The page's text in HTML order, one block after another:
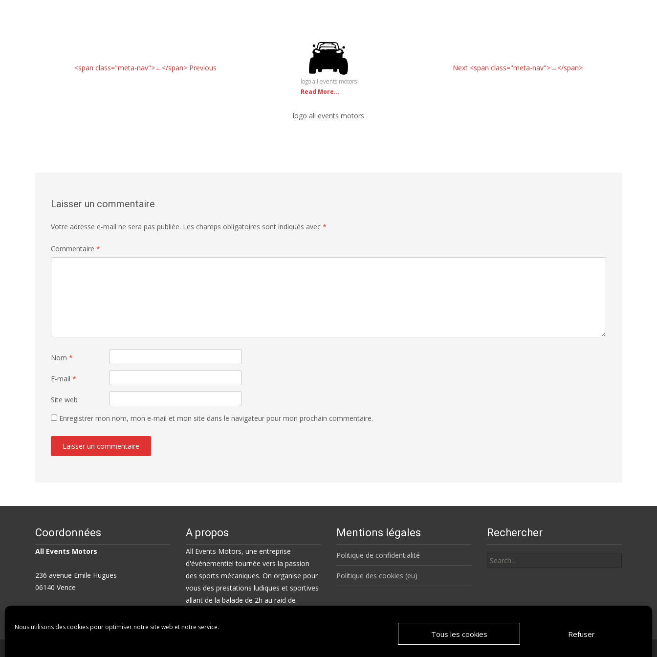
Nous utilisons des cookies pour optimiser notre site web et notre service.
Tous les cookies Refuser
<span class="meta-nav">←</span> Previous Next <span class="meta-nav">→</span>
logo all events motors
Read More...
logo all events motors
Laisser un commentaire
Votre adresse e-mail ne sera pas publiée. Les champs obligatoires sont indiqués avec *
Commentaire *
Nom *
E-mail *
Site web
Enregistrer mon nom, mon e-mail et mon site dans le navigateur pour mon prochain commentaire.
Coordonnées
All Events Motors
236 avenue Emile Hugues
06140 Vence
A propos
All Events Motors, une entreprise
d'événementiel tournée vers la passion
des sports mécaniques. On organise pour
vous des prestations ludiques et sportives
allant de la balade de 2h au raid de
Mentions légales
Politique de confidentialité
Politique des cookies (eu)
Rechercher
for: